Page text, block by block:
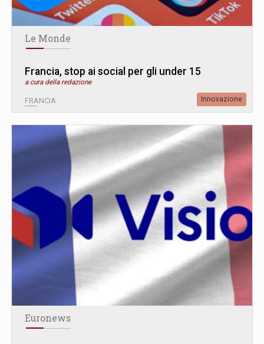
Le Monde
Francia, stop ai social per gli under 15
a cura della redazione
FRANCIA Innovazione
Euronews